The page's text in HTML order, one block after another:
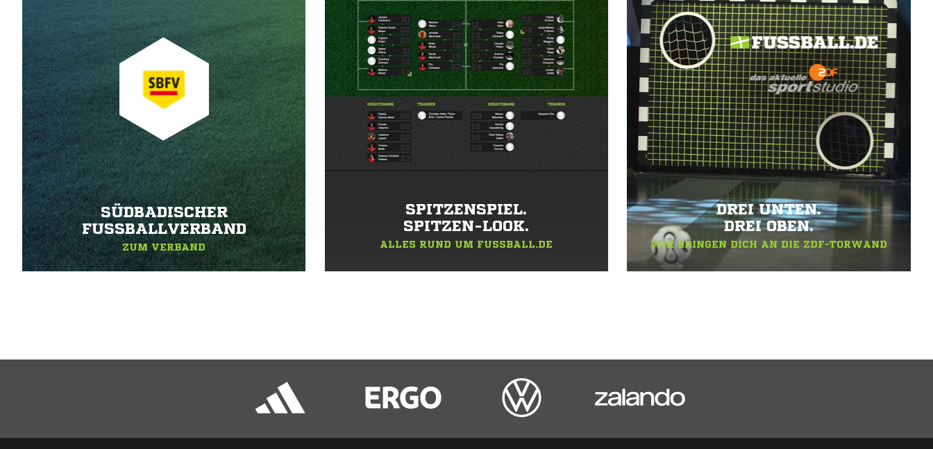
SÜDBADISCHER
FUSSBALLVERBAND
ZUM VERBAND
SPITZENSPIEL.
SPITZEN-LOOK.
ALLES RUND UM FUSSBALL.DE
DREI UNTEN.
DREI OBEN.
WIR BRINGEN DICH AN DIE ZDF-TORWAND